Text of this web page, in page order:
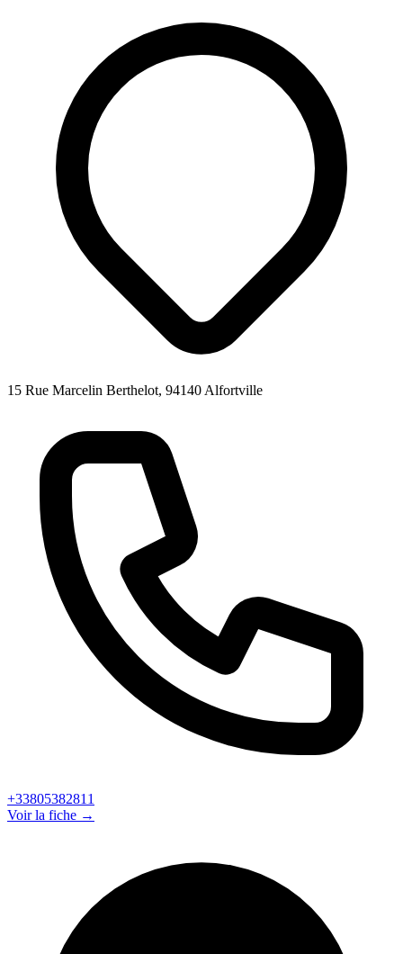
15 Rue Marcelin Berthelot, 94140 Alfortville
+33805382811
Voir la fiche →